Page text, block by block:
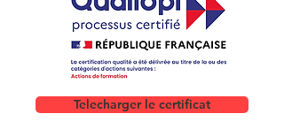
Telecharger le certificat